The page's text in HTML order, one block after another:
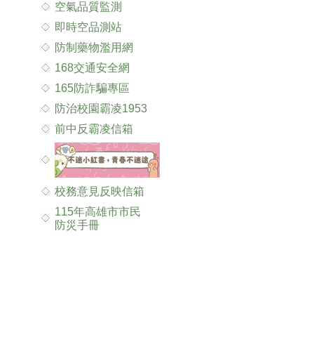
空氣品質監測
即時空品測站
防制藥物濫用網
168交通安全網
165防詐騙專區
防治校園霸凌1953
前中反霸凌信箱
校務意見反映信箱
115年高雄市市民
防災手冊